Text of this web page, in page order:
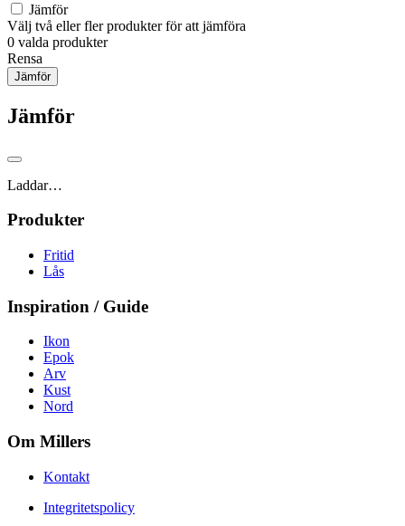
Jämför
Välj två eller fler produkter för att jämföra
0 valda produkter
Rensa
Jämför
Jämför
Laddar…
Produkter
Fritid
Lås
Inspiration / Guide
Ikon
Epok
Arv
Kust
Nord
Om Millers
Kontakt
Integritetspolicy